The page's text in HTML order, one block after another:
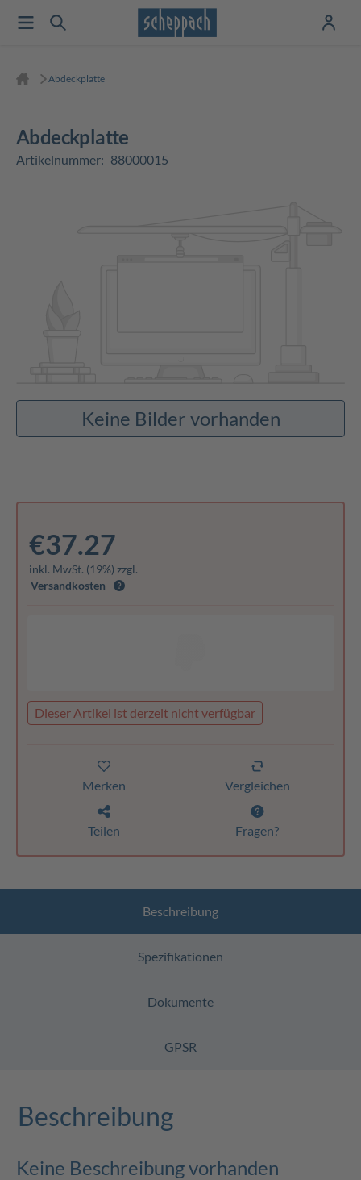
Abdeckplatte
Abdeckplatte
Artikelnummer: 88000015
Keine Bilder vorhanden
€37.27
inkl. MwSt. (19%) zzgl.
Versandkosten
Dieser Artikel ist derzeit nicht verfügbar
Merken Vergleichen
Teilen Fragen?
Beschreibung
Spezifikationen
Dokumente
GPSR
Beschreibung
Keine Beschreibung vorhanden